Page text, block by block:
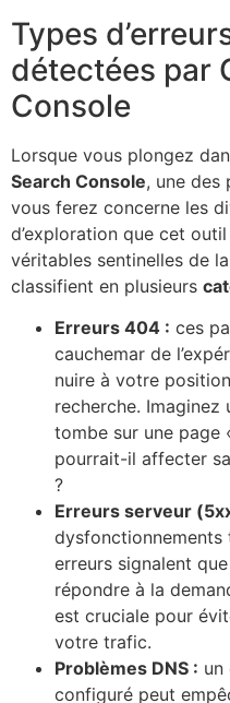
Types
détectées par
Console
Lorsque vous plongez
Search Console, une des
vous ferez concerne les
d’exploration que cet
véritables sentinelles de
classifient en plusieurs
Erreurs 404 : ces
cauchemar de
nuire à votre
recherche. Imaginez
tombe sur une
pourrait-il affecter
?
Erreurs serveur
dysfonctionnements
erreurs signalent
répondre à la
est cruciale pour
votre trafic.
Problèmes DNS : un
configuré peut